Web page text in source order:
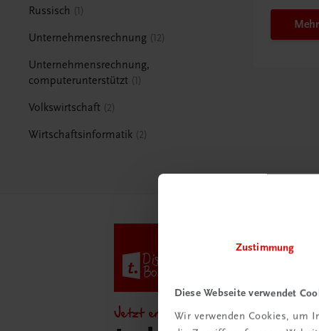
Zustimmung
Diese Webseite verwendet
Wir verwenden Cookies, um
Russisch 1
Unternehmensrechnung 12
Unternehmensrechnung,
computerunterstützt 1
Volkswirtschaft 2
Wirtschaftsinformatik 2
Jetzt entdecken!